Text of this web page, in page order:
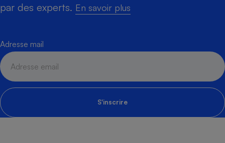
par des experts. En savoir plus
Adresse mail
S'inscrire